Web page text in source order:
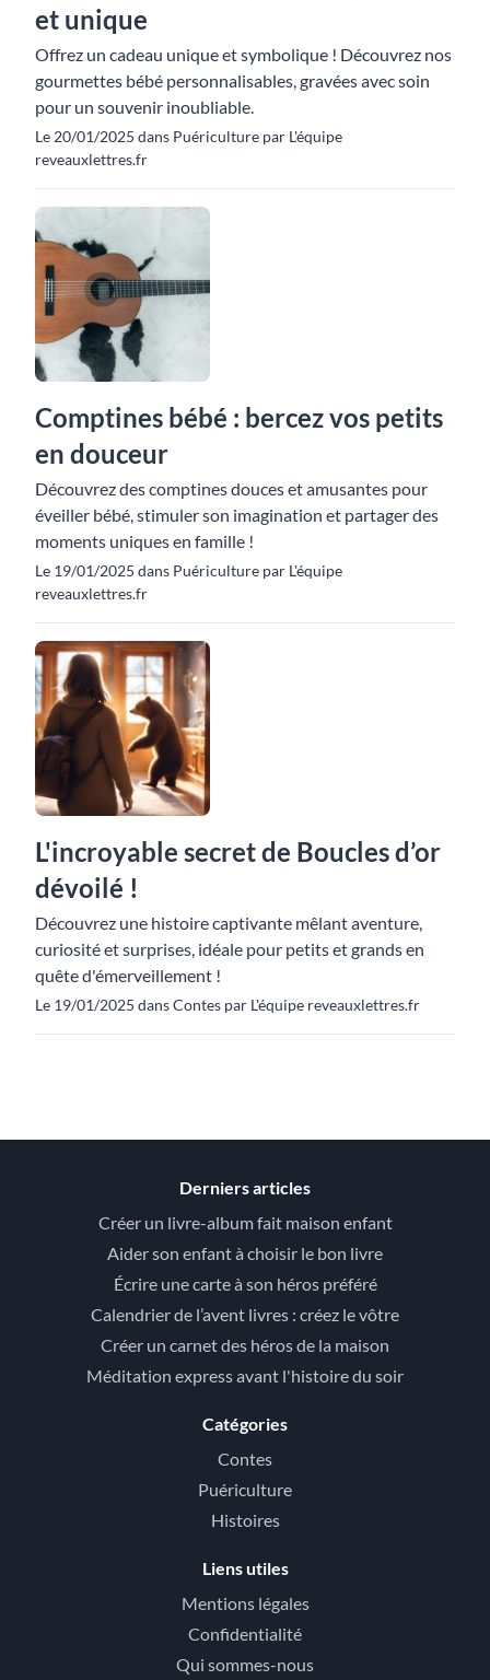
et unique
Offrez un cadeau unique et symbolique ! Découvrez nos
gourmettes bébé personnalisables, gravées avec soin
pour un souvenir inoubliable.
Le 20/01/2025 dans Puériculture par L'équipe
reveauxlettres.fr
Comptines bébé : bercez vos petits
en douceur
Découvrez des comptines douces et amusantes pour
éveiller bébé, stimuler son imagination et partager des
moments uniques en famille !
Le 19/01/2025 dans Puériculture par L'équipe
reveauxlettres.fr
L'incroyable secret de Boucles d’or
dévoilé !
Découvrez une histoire captivante mêlant aventure,
curiosité et surprises, idéale pour petits et grands en
quête d'émerveillement !
Le 19/01/2025 dans Contes par L'équipe reveauxlettres.fr
Derniers articles
Créer un livre-album fait maison enfant
Aider son enfant à choisir le bon livre
Écrire une carte à son héros préféré
Calendrier de l’avent livres : créez le vôtre
Créer un carnet des héros de la maison
Méditation express avant l'histoire du soir
Catégories
Contes
Puériculture
Histoires
Liens utiles
Mentions légales
Confidentialité
Qui sommes-nous